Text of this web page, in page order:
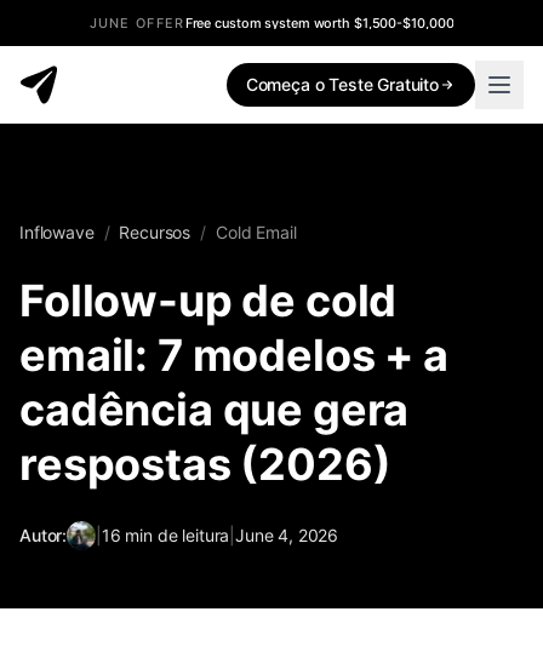
JUNE OFFERFree custom system worth $1,500-$10,000
Começa o Teste Gratuito
Inflowave / Recursos / Cold Email
Follow-up de cold
email: 7 modelos + a
cadência que gera
respostas (2026)
Autor: 16 min de leitura |June 4, 2026